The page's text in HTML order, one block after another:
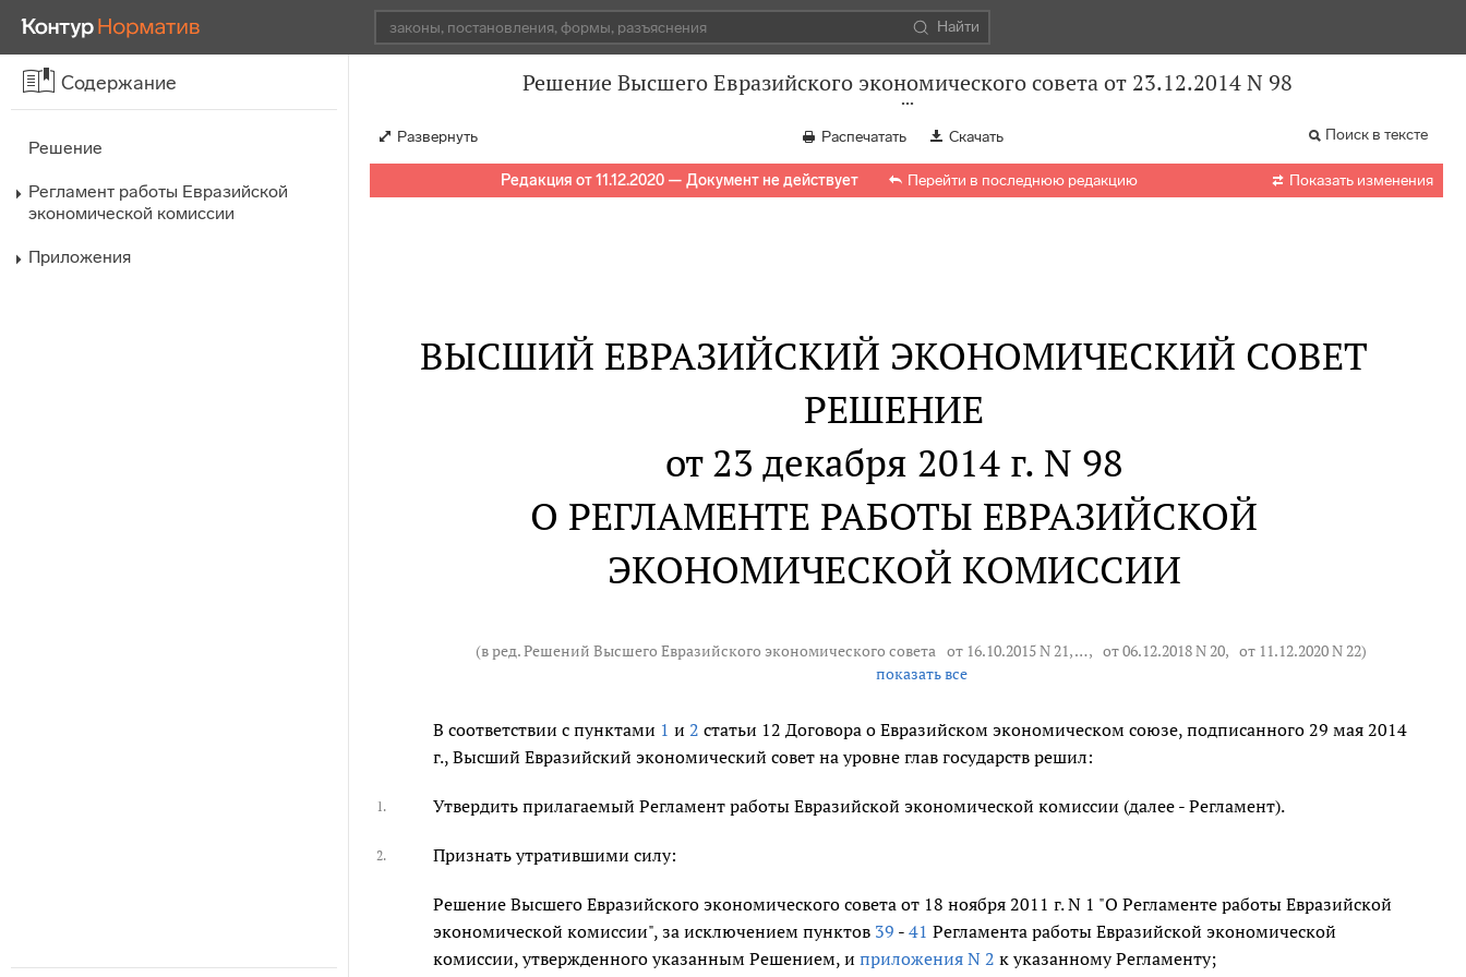
Найти
Содержание
Решение
Регламент работы Евразийской
экономической комиссии
Приложения
Решение Высшего Евразийского экономического совета от 23.12.2014 N 98
Развернуть Распечатать Скачать Поиск в тексте
Редакция от 11.12.2020 — Документ не действует Перейти в последнюю редакцию  Показать изменения
ВЫСШИЙ ЕВРАЗИЙСКИЙ ЭКОНОМИЧЕСКИЙ СОВЕТ
РЕШЕНИЕ
от 23 декабря 2014 г. N 98
О РЕГЛАМЕНТЕ РАБОТЫ ЕВРАЗИЙСКОЙ
ЭКОНОМИЧЕСКОЙ КОМИССИИ
(в ред. Решений Высшего Евразийского экономического совета от 16.10.2015 N 21, … , от 06.12.2018 N 20, от 11.12.2020 N 22)
показать все
В соответствии с пунктами 1 и 2 статьи 12 Договора о Евразийском экономическом союзе, подписанного 29 мая 2014
г., Высший Евразийский экономический совет на уровне глав государств решил:
1. Утвердить прилагаемый Регламент работы Евразийской экономической комиссии (далее - Регламент).
2. Признать утратившими силу:
Решение Высшего Евразийского экономического совета от 18 ноября 2011 г. N 1 "О Регламенте работы Евразийской
экономической комиссии", за исключением пунктов 39 - 41 Регламента работы Евразийской экономической
комиссии, утвержденного указанным Решением, и приложения N 2 к указанному Регламенту;